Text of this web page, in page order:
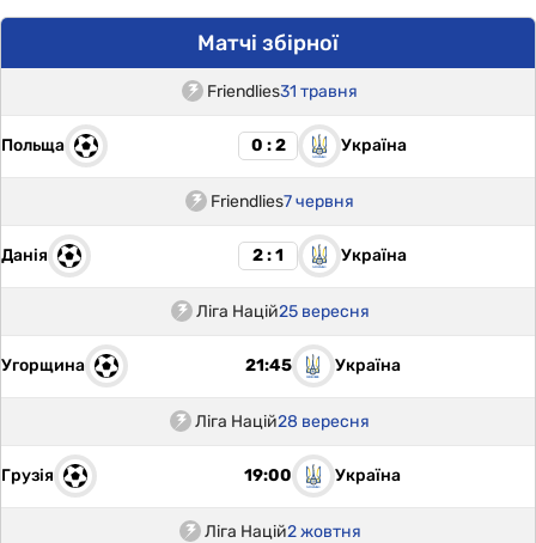
Матчі збірної
Friendlies31 травня
Польща 0 : 2 Україна
Friendlies7 червня
Данія 2 : 1 Україна
Ліга Націй25 вересня
Угорщина 21:45 Україна
Ліга Націй28 вересня
Грузія 19:00 Україна
Ліга Націй2 жовтня